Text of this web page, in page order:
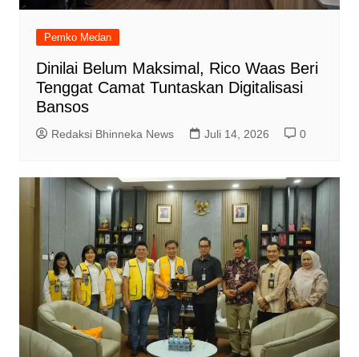
Pemko Medan
Dinilai Belum Maksimal, Rico Waas Beri
Tenggat Camat Tuntaskan Digitalisasi
Bansos
Redaksi Bhinneka News Juli 14, 2026 0